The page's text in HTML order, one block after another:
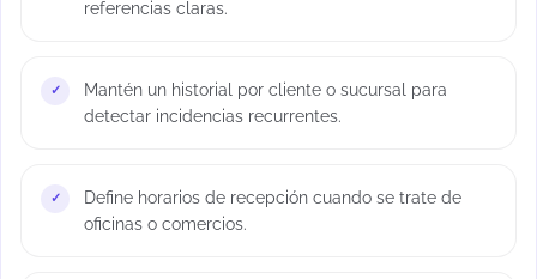
referencias claras.
Mantén un historial por cliente o sucursal para
detectar incidencias recurrentes.
Define horarios de recepción cuando se trate de
oficinas o comercios.